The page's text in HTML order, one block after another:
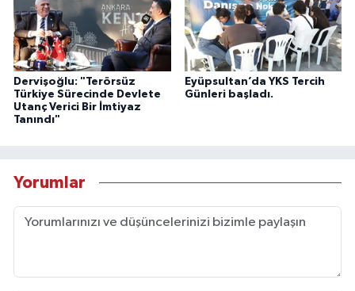
Dervişoğlu: "Terörsüz
Türkiye Sürecinde Devlete
Utanç Verici Bir İmtiyaz
Tanındı"
Eyüpsultan’da YKS Tercih
Günleri başladı.
Yorumlar